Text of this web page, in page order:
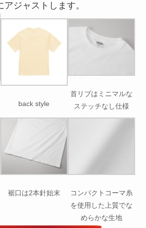
ジャストします。
back style
首リブはミニマルな
ステッチなし仕様
裾口は2本針始末
コンパクトコーマ糸
を使用した上質でな
めらかな生地